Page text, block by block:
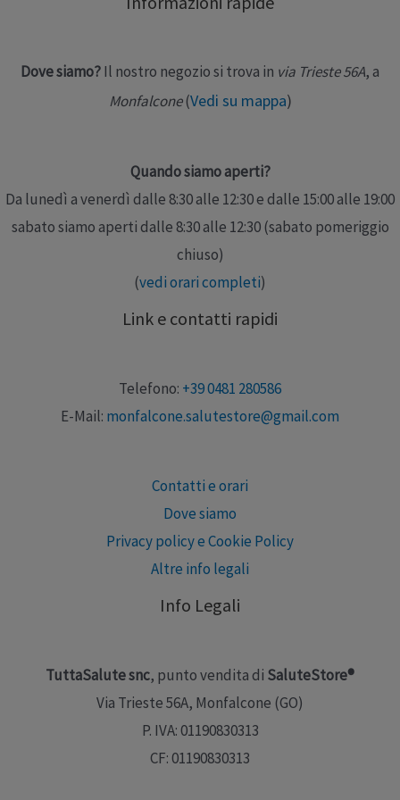
un’elevata protezione, e con un design …
Leggi altro »
Dove siamo?Il nostro negozio si trova in via Trieste 56A, a
Monfalcone(Vedi su mappa)
Quando siamo aperti?
Da lunedì a venerdì dalle 8:30 alle 12:30 e dalle 15:00 alle 19:00
sabato siamo aperti dalle 8:30 alle 12:30 (sabato pomeriggio
chiuso)
(vedi orari completi)
Link e contatti rapidi
Telefono: +39 0481 280586
E-Mail: monfalcone.salutestore@gmail.com
Contatti e orari
Dove siamo
Privacy policy e Cookie Policy
Altre info legali
Info Legali
TuttaSalute snc, punto vendita di SaluteStore®
Via Trieste 56A, Monfalcone (GO)
P. IVA: 01190830313
CF: 01190830313